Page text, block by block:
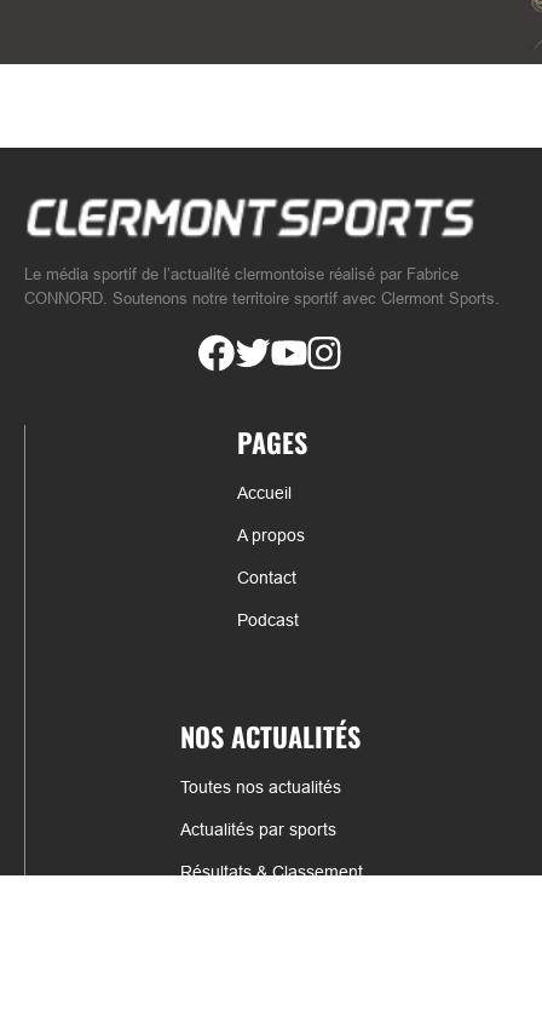
Le média sportif de l’actualité clermontoise réalisé par Fabrice
CONNORD. Soutenons notre territoire sportif avec Clermont Sports.
PAGES
Accueil
A propos
Contact
Podcast
NOS ACTUALITÉS
Toutes nos actualités
Actualités par sports
Résultats & Classement